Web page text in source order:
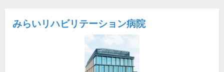
みらいリハビリテーション病院